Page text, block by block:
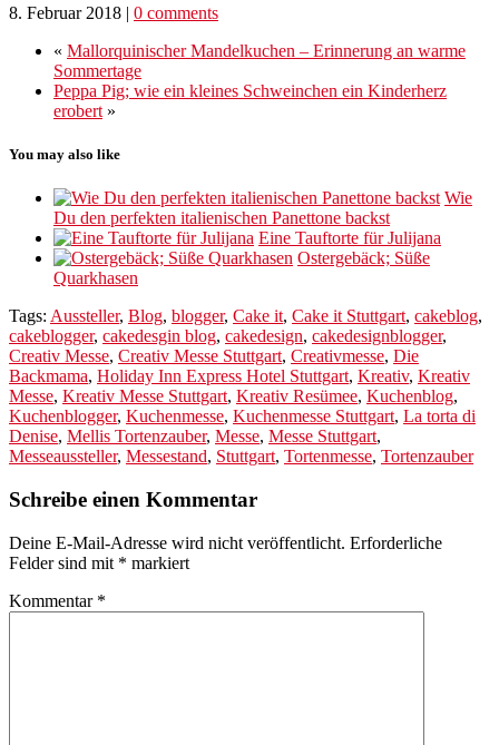
8. Februar 2018 | 0 comments
« Mallorquinischer Mandelkuchen – Erinnerung an warme
Sommertage
Peppa Pig; wie ein kleines Schweinchen ein Kinderherz
erobert »
You may also like
Wie
Du den perfekten italienischen Panettone backst
Eine Tauftorte für Julijana
Ostergebäck; Süße
Quarkhasen
Tags: Aussteller, Blog, blogger, Cake it, Cake it Stuttgart, cakeblog,
cakeblogger, cakedesgin blog, cakedesign, cakedesignblogger,
Creativ Messe, Creativ Messe Stuttgart, Creativmesse, Die
Backmama, Holiday Inn Express Hotel Stuttgart, Kreativ, Kreativ
Messe, Kreativ Messe Stuttgart, Kreativ Resümee, Kuchenblog,
Kuchenblogger, Kuchenmesse, Kuchenmesse Stuttgart, La torta di
Denise, Mellis Tortenzauber, Messe, Messe Stuttgart,
Messeaussteller, Messestand, Stuttgart, Tortenmesse, Tortenzauber
Schreibe einen Kommentar
Deine E-Mail-Adresse wird nicht veröffentlicht. Erforderliche
Felder sind mit * markiert
Kommentar *